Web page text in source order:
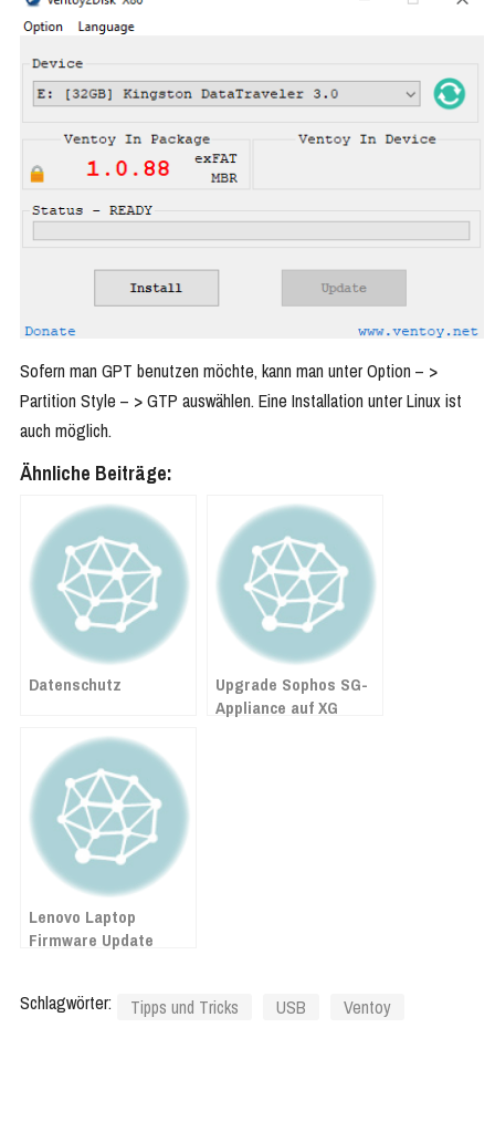
Sofern man GPT benutzen möchte, kann man unter Option – >
Partition Style – > GTP auswählen. Eine Installation unter Linux ist
auch möglich.
Ähnliche Beiträge:
Datenschutz
Upgrade Sophos SG-
Appliance auf XG
Lenovo Laptop
Firmware Update
Schlagwörter: Tipps und Tricks USB Ventoy